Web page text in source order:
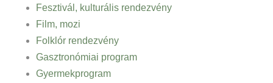
Fesztivál, kulturális rendezvény
Film, mozi
Folklór rendezvény
Gasztronómiai program
Gyermekprogram